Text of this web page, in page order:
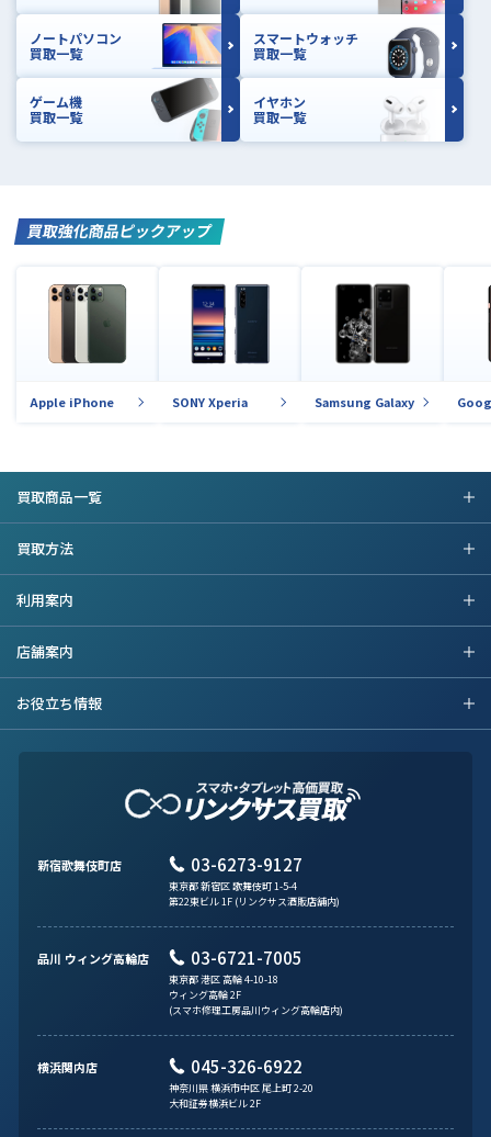
ノートパソコン
買取一覧
スマートウォッチ
買取一覧
ゲーム機
買取一覧
イヤホン
買取一覧
買取強化商品ピックアップ
Apple iPhone SONY Xperia Samsung Galaxy
買取商品一覧
買取方法
利用案内
店舗案内
お役立ち情報
新宿歌舞伎町店 03-6273-9127
東京都 新宿区 歌舞伎町 1-5-4
第22東ビル 1F (リンクサス酒販店舗内)
品川 ウィング高輪店 03-6721-7005
東京都 港区 高輪 4-10-18
ウィング高輪 2F
(スマホ修理工房品川ウィング高輪店内)
横浜関内店 045-326-6922
神奈川県 横浜市中区 尾上町 2-20
大和証券横浜ビル 2F